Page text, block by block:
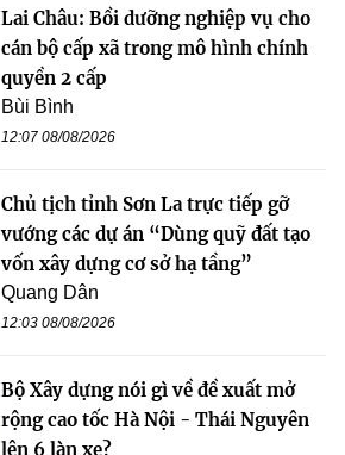
Lai Châu: Bồi dưỡng nghiệp vụ cho
cán bộ cấp xã trong mô hình chính
quyền 2 cấp
Bùi Bình
12:07 08/08/2026
Chủ tịch tỉnh Sơn La trực tiếp gỡ
vướng các dự án “Dùng quỹ đất tạo
vốn xây dựng cơ sở hạ tầng”
Quang Dân
12:03 08/08/2026
Bộ Xây dựng nói gì về đề xuất mở
rộng cao tốc Hà Nội - Thái Nguyên
lên 6 làn xe?